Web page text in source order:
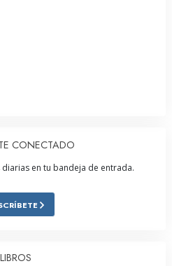
CONECTADO
diarias en tu bandeja de entrada.
LIBROS